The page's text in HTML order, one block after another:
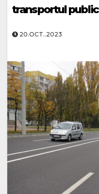
transportul public
20.OCT..2023